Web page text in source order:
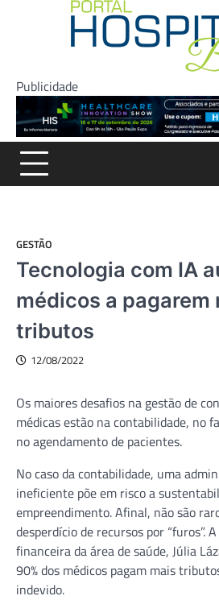
Publicidade
GESTÃO
Tecnologia com IA
médicos a pagarem
tributos
12/08/2022
Os maiores desafios na gestão de
médicas estão na contabilidade, no
no agendamento de pacientes.
No caso da contabilidade, uma
ineficiente põe em risco a
empreendimento. Afinal, não são
desperdício de recursos por “furos”.
financeira da área de saúde, Júlia
90% dos médicos pagam mais
indevido.